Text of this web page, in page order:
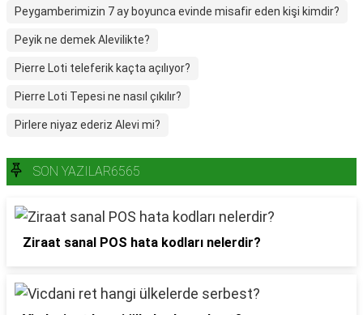
Peygamberimizin 7 ay boyunca evinde misafir eden kişi kimdir?
Peyik ne demek Alevilikte?
Pierre Loti teleferik kaçta açılıyor?
Pierre Loti Tepesi ne nasıl çıkılır?
Pirlere niyaz ederiz Alevi mi?
SON YAZILAR6565
Ziraat sanal POS hata kodları nelerdir?